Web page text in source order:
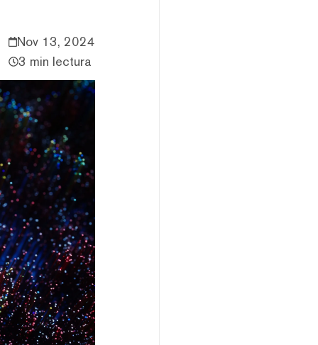
Nov 13, 2024
3 min lectura